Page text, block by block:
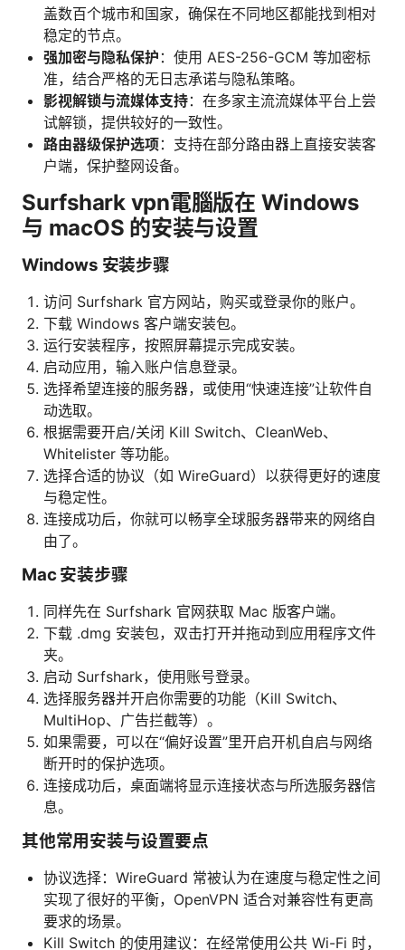
盖数百个城市和国家，确保在不同地区都能找到相对
稳定的节点。
强加密与隐私保护 ：使用 AES-256-GCM 等加密标
准，结合严格的无日志承诺与隐私策略。
影视解锁与流媒体支持：在多家主流流媒体平台上尝
试解锁，提供较好的一致性。
路由器级保护选项：支持在部分路由器上直接安装客
户端，保护整网设备。
Surfshark vpn電腦版在 Windows
与 macOS 的安装与设置
Windows 安装步骤
访问 Surfshark 官方网站，购买或登录你的账户。
下载 Windows 客户端安装包。
运行安装程序，按照屏幕提示完成安装。
启动应用，输入账户信息登录。
选择希望连接的服务器，或使用“快速连接”让软件自
动选取。
根据需要开启/关闭 Kill Switch、CleanWeb、
Whitelister 等功能。
选择合适的协议（如 WireGuard）以获得更好的速度
与稳定性。
连接成功后，你就可以畅享全球服务器带来的网络自
由了。
Mac 安装步骤
同样先在 Surfshark 官网获取 Mac 版客户端。
下载 .dmg 安装包，双击打开并拖动到应用程序文件
夹。
启动 Surfshark，使用账号登录。
选择服务器并开启你需要的功能（Kill Switch、
MultiHop、广告拦截等）。
如果需要，可以在“偏好设置”里开启开机自启与网络
断开时的保护选项。
连接成功后，桌面端将显示连接状态与所选服务器信
息。
其他常用安装与设置要点
协议选择：WireGuard 常被认为在速度与稳定性之间
实现了很好的平衡，OpenVPN 适合对兼容性有更高
要求的场景。
Kill Switch 的使用建议：在经常使用公共 Wi-Fi 时，